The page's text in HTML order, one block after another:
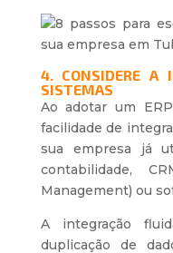
4. CONSIDERE A
SISTEMAS
Ao adotar um
facilidade de
sua empresa já
contabilidade,
Management) ou
A integração
duplicação de